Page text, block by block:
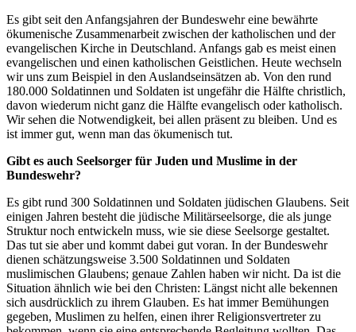
Es gibt seit den Anfangsjahren der Bundeswehr eine bewährte
ökumenische Zusammenarbeit zwischen der katholischen und der
evangelischen Kirche in Deutschland. Anfangs gab es meist einen
evangelischen und einen katholischen Geistlichen. Heute wechseln
wir uns zum Beispiel in den Auslandseinsätzen ab. Von den rund
180.000 Soldatinnen und Soldaten ist ungefähr die Hälfte christlich,
davon wiederum nicht ganz die Hälfte evangelisch oder katholisch.
Wir sehen die Notwendigkeit, bei allen präsent zu bleiben. Und es
ist immer gut, wenn man das ökumenisch tut.
Gibt es auch Seelsorger für Juden und Muslime in der
Bundeswehr?
Es gibt rund 300 Soldatinnen und Soldaten jüdischen Glaubens. Seit
einigen Jahren besteht die jüdische Militärseelsorge, die als junge
Struktur noch entwickeln muss, wie sie diese Seelsorge gestaltet.
Das tut sie aber und kommt dabei gut voran. In der Bundeswehr
dienen schätzungsweise 3.500 Soldatinnen und Soldaten
muslimischen Glaubens; genaue Zahlen haben wir nicht. Da ist die
Situation ähnlich wie bei den Christen: Längst nicht alle bekennen
sich ausdrücklich zu ihrem Glauben. Es hat immer Bemühungen
gegeben, Muslimen zu helfen, einen ihrer Religionsvertreter zu